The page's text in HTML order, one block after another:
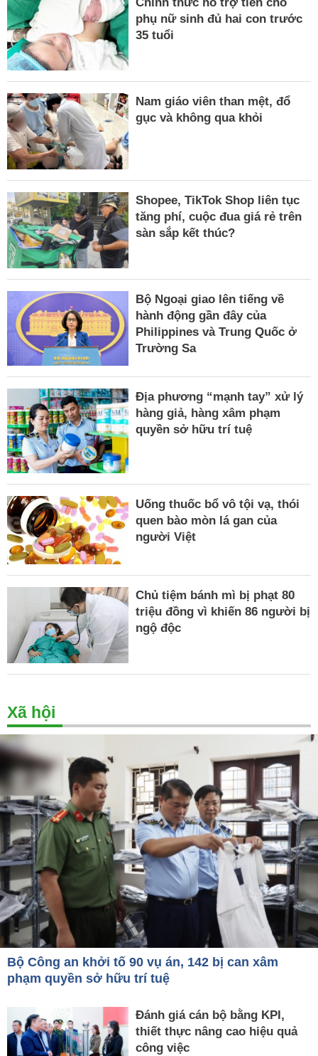
phụ nữ sinh đủ hai con trước
35 tuổi
Nam giáo viên than mệt, đổ
gục và không qua khỏi
Shopee, TikTok Shop liên tục
tăng phí, cuộc đua giá rẻ trên
sàn sắp kết thúc?
Bộ Ngoại giao lên tiếng về
hành động gần đây của
Philippines và Trung Quốc ở
Trường Sa
Địa phương “mạnh tay” xử lý
hàng giả, hàng xâm phạm
quyền sở hữu trí tuệ
Uống thuốc bổ vô tội vạ, thói
quen bào mòn lá gan của
người Việt
Chủ tiệm bánh mì bị phạt 80
triệu đồng vì khiến 86 người bị
ngộ độc
Xã hội
Bộ Công an khởi tố 90 vụ án, 142 bị can xâm
phạm quyền sở hữu trí tuệ
Đánh giá cán bộ bằng KPI,
thiết thực nâng cao hiệu quả
công việc